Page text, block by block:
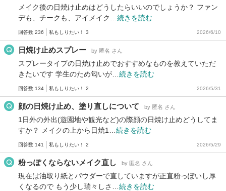
メイク後の日焼け止めはどうしたらいいのでしょうか？ ファン
デも、チークも、アイメイク… 続きを読む
回答数 236 私もしりたい！ 3 2026/6/10
日焼け止めスプレー by 匿名 さん
スプレータイプの日焼け止めでおすすめなものを教えていただ
きたいです 学生のため匂いが… 続きを読む
回答数 134 私もしりたい！ 2 2026/5/31
顔の日焼け止め、塗り直しについて by 匿名 さん
1日外の外出(遊園地や観光など)の際顔の日焼け止めどうしてま
すか？ メイクの上から日焼1… 続きを読む
回答数 141 私もしりたい！ 2 2026/5/29
粉っぽくならないメイク直し by 匿名 さん
現在は油取り紙とパウダーで直していますが正直粉っぽいし厚
くなるので もう少し瑞々しさ… 続きを読む